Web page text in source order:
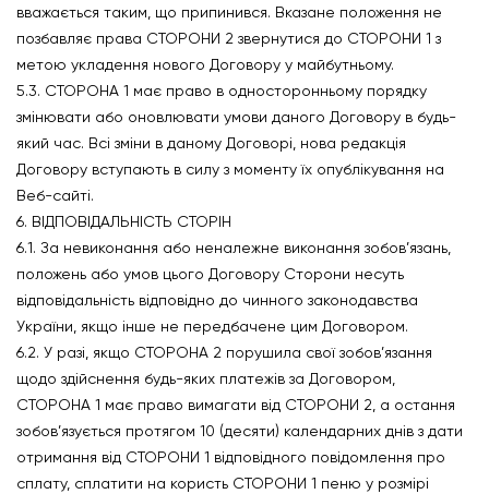
вважається таким, що припинився. Вказане положення не
позбавляє права СТОРОНИ 2 звернутися до СТОРОНИ 1 з
метою укладення нового Договору у майбутньому.
5.3. СТОРОНА 1 має право в односторонньому порядку
змінювати або оновлювати умови даного Договору в будь-
який час. Всі зміни в даному Договорі, нова редакція
Договору вступають в силу з моменту їх опублікування на
Веб-сайті.
6. ВІДПОВІДАЛЬНІСТЬ СТОРІН
6.1. За невиконання або неналежне виконання зобов’язань,
положень або умов цього Договору Сторони несуть
відповідальність відповідно до чинного законодавства
України, якщо інше не передбачене цим Договором.
6.2. У разі, якщо СТОРОНА 2 порушила свої зобов’язання
щодо здійснення будь-яких платежів за Договором,
СТОРОНА 1 має право вимагати від СТОРОНИ 2, а остання
зобов’язується протягом 10 (десяти) календарних днів з дати
отримання від СТОРОНИ 1 відповідного повідомлення про
сплату, сплатити на користь СТОРОНИ 1 пеню у розмірі